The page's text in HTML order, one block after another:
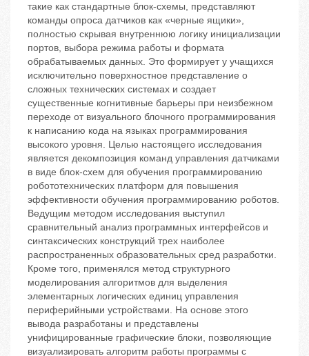
такие как стандартные блок-схемы, представляют
команды опроса датчиков как «черные ящики»,
полностью скрывая внутреннюю логику инициализации
портов, выбора режима работы и формата
обрабатываемых данных. Это формирует у учащихся
исключительно поверхностное представление о
сложных технических системах и создает
существенные когнитивные барьеры при неизбежном
переходе от визуального блочного программирования
к написанию кода на языках программирования
высокого уровня. Целью настоящего исследования
является декомпозиция команд управления датчиками
в виде блок-схем для обучения программированию
робототехнических платформ для повышения
эффективности обучения программированию роботов.
Ведущим методом исследования выступил
сравнительный анализ программных интерфейсов и
синтаксических конструкций трех наиболее
распространенных образовательных сред разработки.
Кроме того, применялся метод структурного
моделирования алгоритмов для выделения
элементарных логических единиц управления
периферийными устройствами. На основе этого
вывода разработаны и представлены
унифицированные графические блоки, позволяющие
визуализировать алгоритм работы программы с